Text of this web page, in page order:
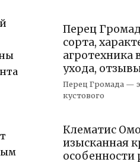
Перец
сорта,
ухода,
Перец Громада —
кустового
Клематис
изысканная
особенности